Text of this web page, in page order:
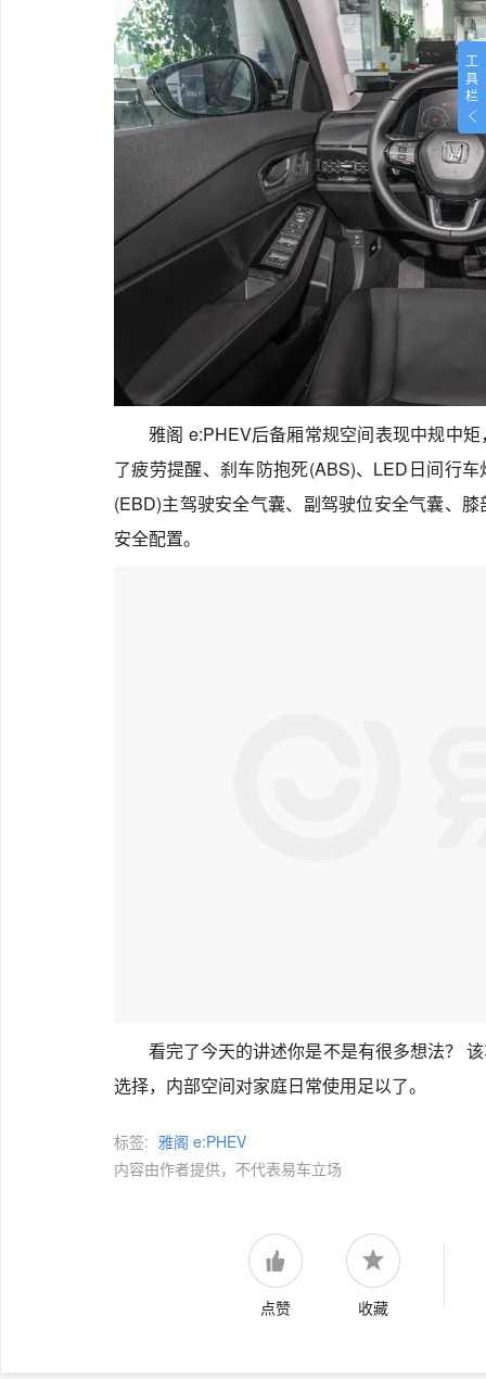
工
具
栏
雅阁 e:PHEV后备厢常规空间表现中规中
了疲劳提醒、刹车防抱死(ABS)、LED日间行
(EBD)主驾驶安全气囊、副驾驶位安全气囊、
安全配置。
看完了今天的讲述你是不是有很多想法？
选择，内部空间对家庭日常使用足以了。
标签: 雅阁 e:PHEV
内容由作者提供，不代表易车立场
点赞 收藏